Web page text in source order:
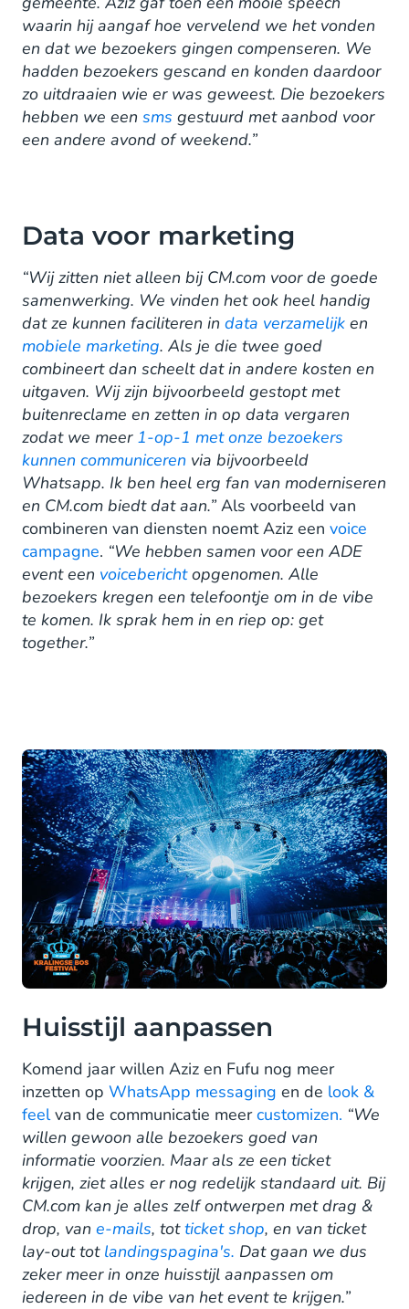
waarin hij aangaf hoe vervelend we het vonden
en dat we bezoekers gingen compenseren. We
hadden bezoekers gescand en konden daardoor
zo uitdraaien wie er was geweest. Die bezoekers
hebben we een sms gestuurd met aanbod voor
een andere avond of weekend.”
Data voor marketing
“Wij zitten niet alleen bij CM.com voor de goede
samenwerking. We vinden het ook heel handig
dat ze kunnen faciliteren in data verzamelijk en
mobiele marketing. Als je die twee goed
combineert dan scheelt dat in andere kosten en
uitgaven. Wij zijn bijvoorbeeld gestopt met
buitenreclame en zetten in op data vergaren
zodat we meer 1-op-1 met onze bezoekers
kunnen communiceren via bijvoorbeeld
Whatsapp. Ik ben heel erg fan van moderniseren
en CM.com biedt dat aan.” Als voorbeeld van
combineren van diensten noemt Aziz een voice
campagne. “We hebben samen voor een ADE
event een voiceberichtopgenomen. Alle
bezoekers kregen een telefoontje om in de vibe
te komen. Ik sprak hem in en riep op: get
together.”
Huisstijl aanpassen
Komend jaar willen Aziz en Fufu nog meer
inzetten op WhatsApp messaging en de look &
feelvan de communicatie meercustomizen. “We
willen gewoon alle bezoekers goed van
informatie voorzien. Maar als ze een ticket
krijgen, ziet alles er nog redelijk standaard uit. Bij
CM.com kan je alles zelf ontwerpen met drag &
drop, van e-mails, totticket shop, en van ticket
lay-out tot landingspagina's. Dat gaan we dus
zeker meer in onze huisstijl aanpassen om
iedereen in de vibe van het event te krijgen.”